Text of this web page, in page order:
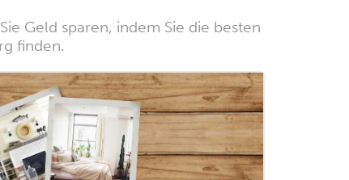
Geld sparen, indem Sie die besten
finden.